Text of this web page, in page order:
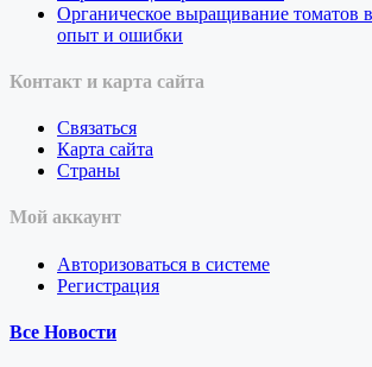
Органическое выращивание томатов
опыт и ошибки
Контакт и карта сайта
Связаться
Карта сайта
Страны
Мой аккаунт
Авторизоваться в системе
Регистрация
Все Новости